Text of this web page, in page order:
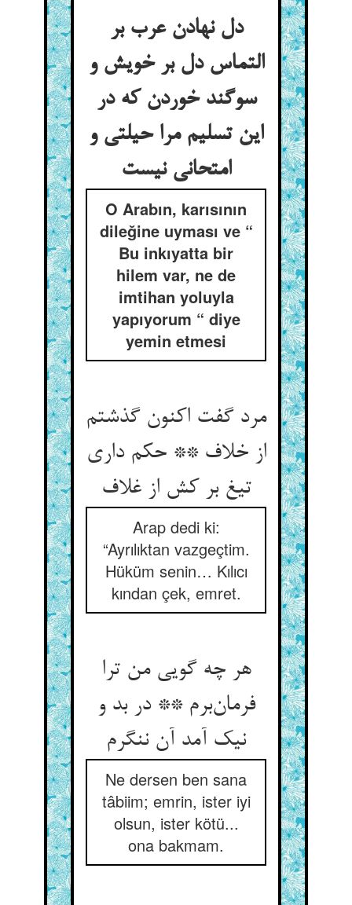
دل نهادن عرب بر
التماس دل بر خویش و
سوگند خوردن که در
این تسلیم مرا حیلتی و
O Arabın, karısının
dileğine uyması ve “
Bu inkıyatta bir
hilem var, ne de
imtihan yoluyla
yapıyorum “ diye
yemin etmesi
مرد گفت اکنون گذشتم
از خلاف ** حکم داری
تیغ بر کش از غلاف‌‌
Arap dedi ki:
“Ayrılıktan vazgeçtim.
Hüküm senin… Kılıcı
kından çek, emret.
هر چه گویی من ترا
فرمان‌‌برم ** در بد و
Ne dersen ben sana
tâbiim; emrin, ister iyi
olsun, ister kötü...
ona bakmam.